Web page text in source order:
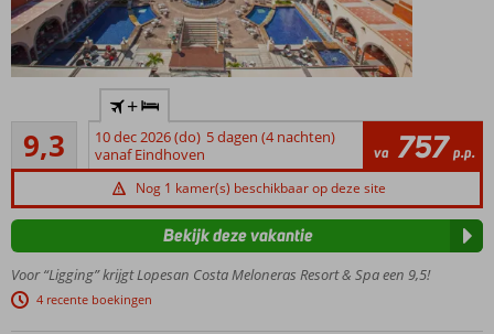
een
toplocatie!
Spa"
3.500
m2
Een
9,3
Uitstekend
340
beoordelingen
+
10 dec 2026 (do) 5 dagen (4 nachten)
vanaf Eindhoven
va 757 p.p.
Nog 1 kamer(s) beschikbaar op deze site
Voor “Ligging” krijgt Lopesan Costa Meloneras Resort & Spa een 9,5!
4 recente boekingen
Bekijk deze vakantie